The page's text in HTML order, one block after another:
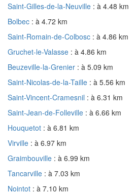
Saint-Gilles-de-la-Neuville : à 4.48 km
Bolbec : à 4.72 km
Saint-Romain-de-Colbosc : à 4.86 km
Gruchet-le-Valasse : à 4.86 km
Beuzeville-la-Grenier : à 5.09 km
Saint-Nicolas-de-la-Taille : à 5.56 km
Saint-Vincent-Cramesnil : à 6.31 km
Saint-Jean-de-Folleville : à 6.66 km
Houquetot : à 6.81 km
Virville : à 6.97 km
Graimbouville : à 6.99 km
Tancarville : à 7.03 km
Nointot : à 7.10 km